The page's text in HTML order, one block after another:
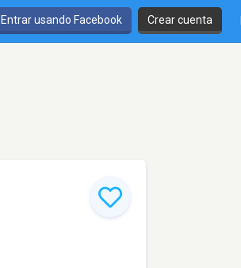
Entrar usando Facebook Crear cuenta